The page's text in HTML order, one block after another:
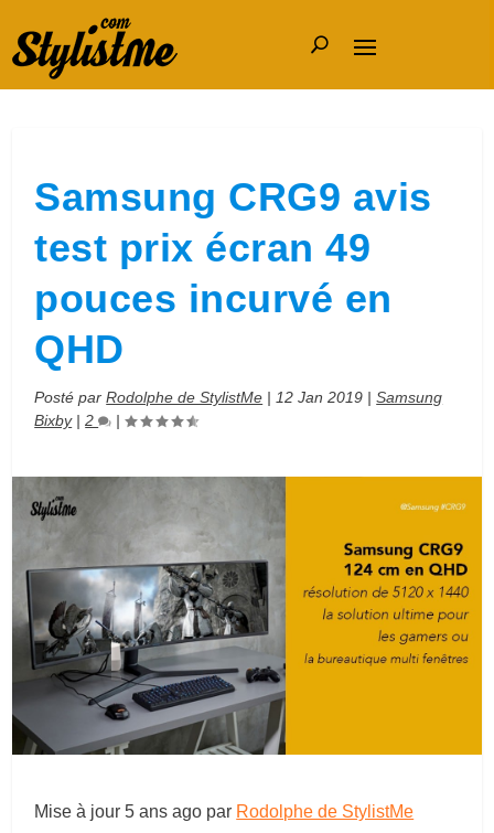
Samsung CRG9 avis
test prix écran 49
pouces incurvé en
QHD
Posté parRodolphe de StylistMe | 12 Jan 2019 |Samsung
Bixby|2 |
Mise à jour5 ans ago par Rodolphe de StylistMe